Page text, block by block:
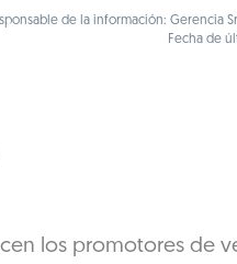
de la información: Gerencia
Fecha de
los promotores de